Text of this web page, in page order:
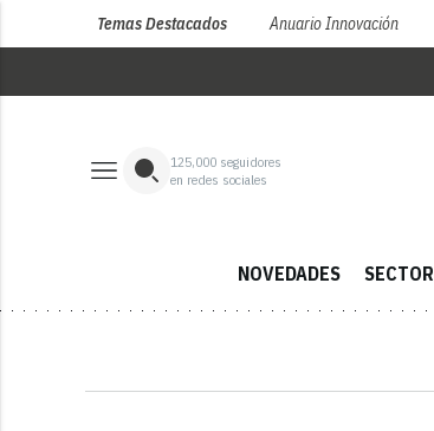
Temas Destacados Anuario Innovación
125,000 seguidores
en redes sociales
NOVEDADES SECTOR